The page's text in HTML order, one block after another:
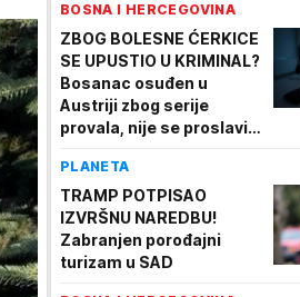
BOSNA I HERCEGOVINA
ZBOG BOLESNE ĆERKICE
SE UPUSTIO U KRIMINAL?
Bosanac osuđen u
Austriji zbog serije
provala, nije se proslavio
PLANETA
TRAMP POTPISAO
IZVRŠNU NAREDBU!
Zabranjen porođajni
turizam u SAD